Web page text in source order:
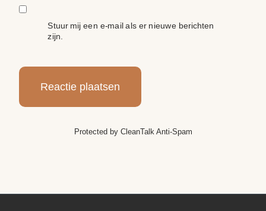
Stuur mij een e-mail als er nieuwe berichten
zijn.
Protected by CleanTalk Anti-Spam